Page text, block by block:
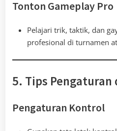
Tonton Gameplay Pro
Pelajari trik, taktik, dan
profesional di turnamen
5. Tips Pengaturan
Pengaturan Kontrol